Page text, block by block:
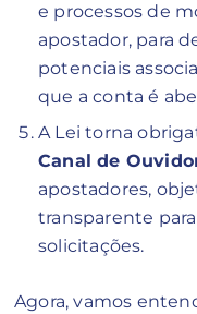
e processos de
apostador, para
potenciais
que a conta é
A Lei torna
Canal de
apostadores,
transparente
solicitações.
Agora, vamos